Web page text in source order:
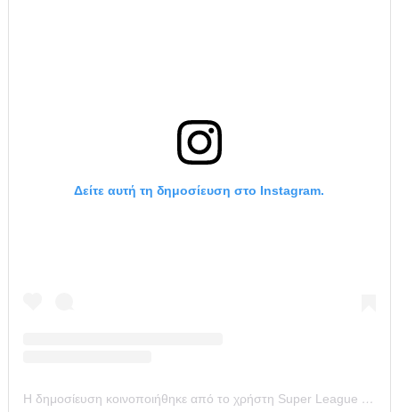
Δείτε αυτή τη δημοσίευση στο Instagram.
Η δημοσίευση κοινοποιήθηκε από το χρήστη Super League Greece (@super_league_gr)